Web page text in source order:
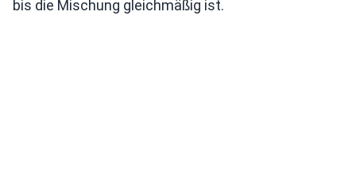
bis die Mischung gleichmäßig ist.